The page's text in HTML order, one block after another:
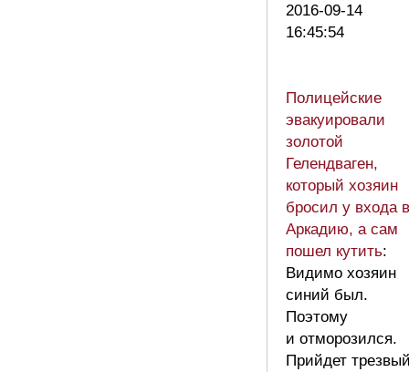
2016-09-14
16:45:54
Полицейские
эвакуировали
золотой
Гелендваген,
который хозяин
бросил у входа в
Аркадию, а сам
пошел кутить:
Видимо хозяин
синий был.
Поэтому
и отморозился.
Прийдет